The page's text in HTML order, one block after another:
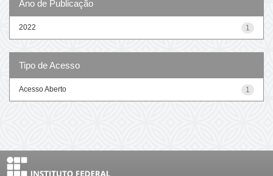
Ano de Publicação
1
2022
Tipo de Acesso
1
Acesso Aberto